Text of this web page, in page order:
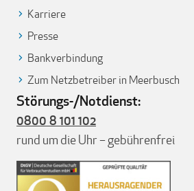
Karriere
Presse
Bankverbindung
Zum Netzbetreiber in Meerbusch
Störungs-/Notdienst:
0800 8 101 102
rund um die Uhr – gebührenfrei